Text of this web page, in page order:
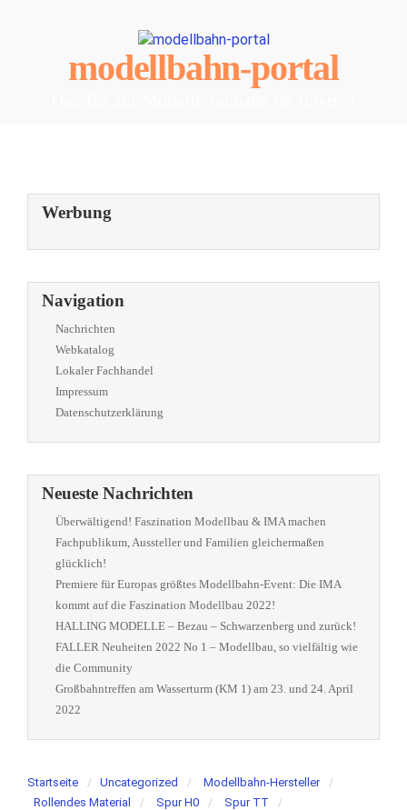
modellbahn-portal
Werbung
Navigation
Nachrichten
Webkatalog
Lokaler Fachhandel
Impressum
Datenschutzerklärung
Neueste Nachrichten
Überwältigend! Faszination Modellbau & IMA machen
Fachpublikum, Aussteller und Familien gleichermaßen
glücklich!
Premiere für Europas größtes Modellbahn-Event: Die IMA
kommt auf die Faszination Modellbau 2022!
HALLING MODELLE – Bezau – Schwarzenberg und zurück!
FALLER Neuheiten 2022 No 1 – Modellbau, so vielfältig wie
die Community
Großbahntreffen am Wasserturm (KM 1) am 23. und 24. April
2022
Startseite Uncategorized
Modellbahn-Hersteller
Rollendes Material
Spur H0
Spur TT